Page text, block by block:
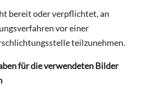
bereit oder verpflichtet, an
vor einer
teilzunehmen.
für die verwendeten Bilder